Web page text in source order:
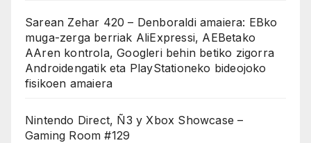
Sarean Zehar 420 – Denboraldi amaiera: EBko
muga-zerga berriak AliExpressi, AEBetako
AAren kontrola, Googleri behin betiko zigorra
Androidengatik eta PlayStationeko bideojoko
fisikoen amaiera
Nintendo Direct, Ñ3 y Xbox Showcase –
Gaming Room #129